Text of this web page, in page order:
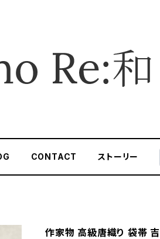
CONTACT ストーリー
作家物 高級唐織り 袋帯